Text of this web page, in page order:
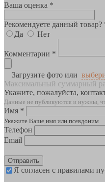
Ваша оценка *
Рекомендуете данный товар?
Да
Нет
Комментарии *
Загрузите фото или
Максимальный суммарный
Укажите, пожалуйста,
Данные не публикуются и нужны,
Имя *
Укажите Ваше имя или псевдоним
Телефон
Email
Отправить
Я согласен с правилами